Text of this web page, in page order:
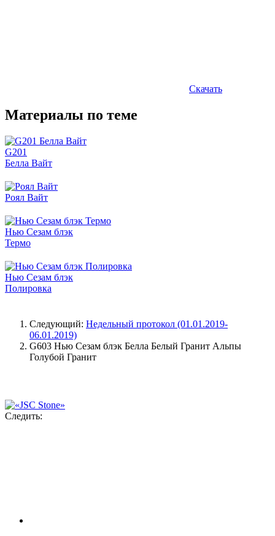
Скачать
Материалы по теме
G201
Белла Вайт
Роял Вайт
Нью Сезам блэк
Термо
Нью Сезам блэк
Полировка
Следующий: Недельный протокол (01.01.2019-
06.01.2019)
G603 Нью Сезам блэк Белла Белый Гранит Альпы
Голубой Гранит
Следить: